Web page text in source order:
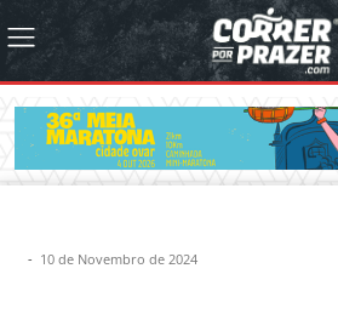
- 10 de Novembro de 2024